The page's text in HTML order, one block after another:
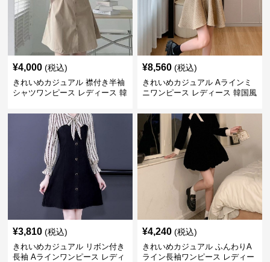
¥4,000 (税込)
きれいめカジュアル 襟付き半袖
シャツワンピース レディース 韓
ト ウエストマーク スタイルアッ
プ Aライン 小柄さん◎
¥8,560 (税込)
きれいめカジュアル Aラインミ
ニワンピース レディース 韓国風
上丈 春秋 ウエストマーク 上品
エレガント
¥3,810 (税込)
きれいめカジュアル リボン付き
長袖 Aラインワンピース レディ
¥4,240 (税込)
きれいめカジュアル ふんわりA
ライン長袖ワンピース レディー